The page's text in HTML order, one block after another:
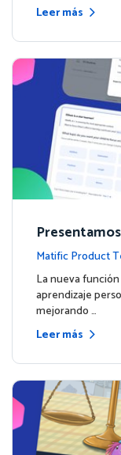
Leer más
enturas de
Aula
Matific Product
de la plataforma
La nueva
aprendizaje
mejorando …
Leer más